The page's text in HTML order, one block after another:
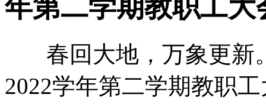
年第二学期教职工大
春回大地，万象更新
2022学年第二学期教职